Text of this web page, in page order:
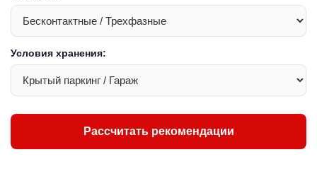
Условия хранения:
Рассчитать рекомендации